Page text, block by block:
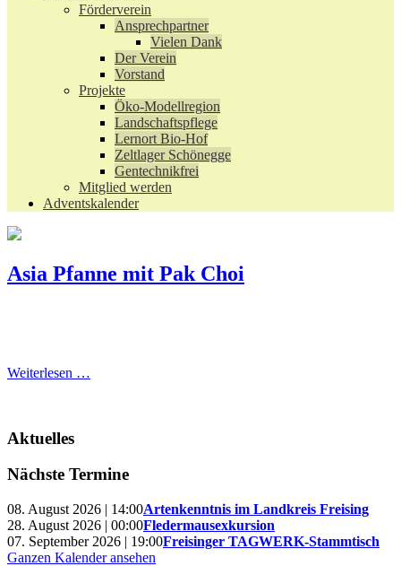
Förderverein
Ansprechpartner
Vielen Dank
Der Verein
Vorstand
Projekte
Öko-Modellregion
Landschaftspflege
Lernort Bio-Hof
Zeltlager Schönegge
Gentechnikfrei
Mitglied werden
Adventskalender
Asia Pfanne mit Pak Choi
Weiterlesen …
Aktuelles
Nächste Termine
08. August 2026 | 14:00Artenkenntnis im Landkreis Freising
28. August 2026 | 00:00Fledermausexkursion
07. September 2026 | 19:00Freisinger TAGWERK-Stammtisch
Ganzen Kalender ansehen